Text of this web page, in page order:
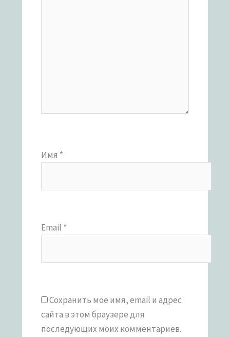
Имя *
Email *
Сохранить моё имя, email и адрес
сайта в этом браузере для
последующих моих комментариев.